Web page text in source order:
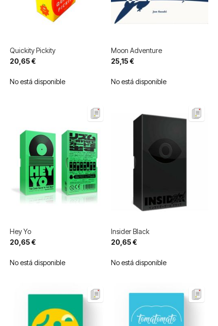
Quickity Pickity
20,65 €
No está disponible
Moon Adventure
25,15 €
No está disponible
Hey Yo
20,65 €
No está disponible
Insider Black
20,65 €
No está disponible